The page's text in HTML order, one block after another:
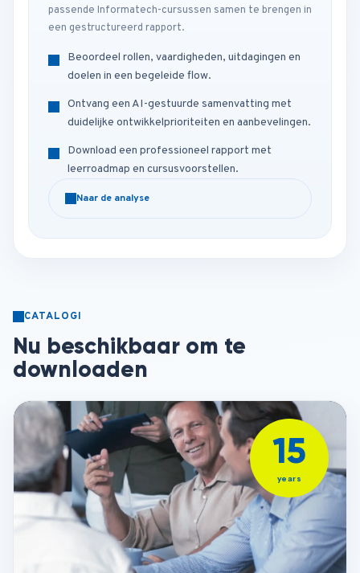
passende Informatech-cursussen samen te brengen in
een gestructureerd rapport.
Beoordeel rollen, vaardigheden, uitdagingen en
doelen in een begeleide flow.
Ontvang een AI-gestuurde samenvatting met
duidelijke ontwikkelprioriteiten en aanbevelingen.
Download een professioneel rapport met
leerroadmap en cursusvoorstellen.
Naar de analyse
CATALOGI
Nu beschikbaar om te
downloaden
15
years
PDF
Company
Profile